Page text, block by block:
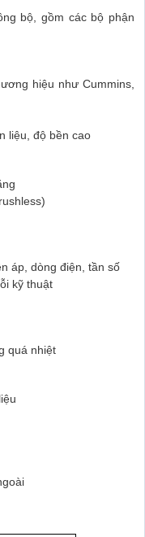
bộ, gồm các bộ phận
hiệu như Cummins,
liệu, độ bền cao
áp, dòng điện, tần số
kỹ thuật
quá nhiệt